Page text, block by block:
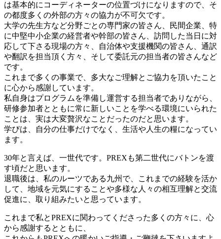
は基本的にコーディネーターの位置づけになりますので、そ
の都度多くの外部の方々の協力が不可欠です。
大学の先生方など分野ごとの専門家の皆さん、民間企業、特
に中堅中小企業の経営者や幹部の皆さん、訪問した当日に対
応して下さる現場の方々、自治体や支援機関の皆さん、通訳
や翻訳を担当頂く方々、そして委託元の担当者の皆さんなど
です。
これまで多くの事業で、多大なご理解とご協力を頂いたこと
に心から感謝しています。
私自身はプログラムを準備し運営する担当者でありながら、
研修参加者とともに常に新しいことを学べる環境にいられた
ことは、実は大変贅沢なことだったのだと思います。
学びは、自分の仕事だけでなく、生活や人生の糧になってい
ます。
30年と言えば、一世代です。PREXも第二世代にバトンを渡
す頃だと思います。
退職後は、私のルーツである九州で、これまでの経験を活か
して、地域を元気にすることや多様な人々の相互理解と交流
促進に、取り組みたいと思っています。
これまで私とPREXに関わってくださった多くの方々に、心
から感謝するとともに、